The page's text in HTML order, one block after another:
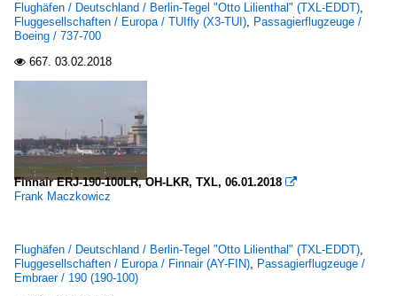
Flughäfen / Deutschland / Berlin-Tegel "Otto Lilienthal" (TXL-EDDT),
Fluggesellschaften / Europa / TUIfly (X3-TUI), Passagierflugzeuge /
Boeing / 737-700
 667. 03.02.2018
Finnair ERJ-190-100LR, OH-LKR, TXL, 06.01.2018 
Frank Maczkowicz
Flughäfen / Deutschland / Berlin-Tegel "Otto Lilienthal" (TXL-EDDT),
Fluggesellschaften / Europa / Finnair (AY-FIN), Passagierflugzeuge /
Embraer / 190 (190-100)